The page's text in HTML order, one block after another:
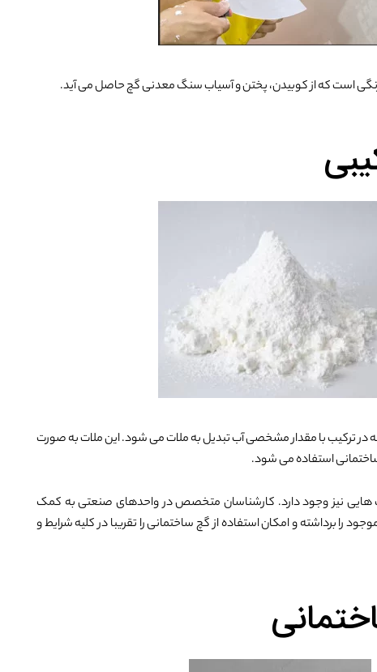
است که از کوبیدن، پختن و آسیاب سنگ معدنی گچ حاصل می آید.
در ترکیب با مقدار مشخصی آب تبدیل به ملات می شود. این ملات به صورت
استفاده می شود.
هایی نیز وجود دارد. کارشناسان متخصص در واحدهای صنعتی به کمک
را برداشته و امکان استفاده از گچ ساختمانی را تقریبا در کلیه شرایط و